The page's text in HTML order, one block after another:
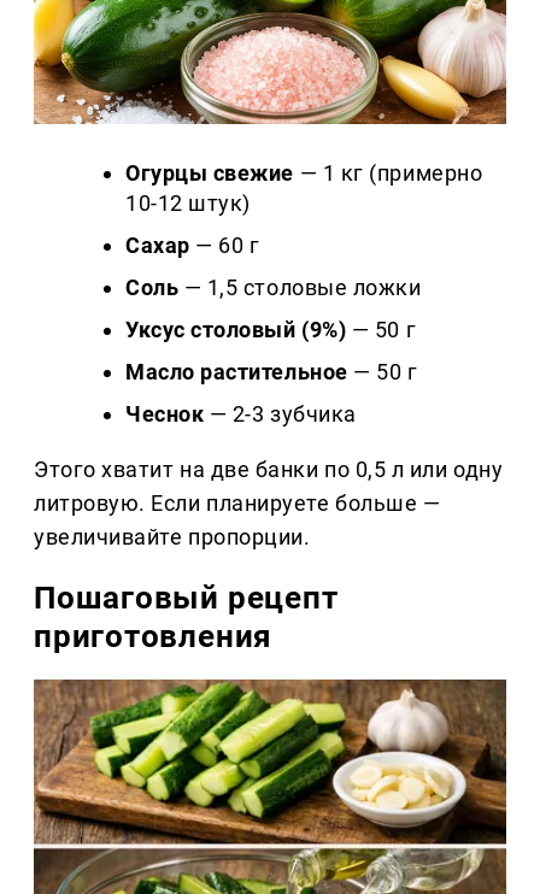
Огурцы свежие — 1 кг (примерно
10-12 штук)
Сахар — 60 г
Соль — 1,5 столовые ложки
Уксус столовый (9%) — 50 г
Масло растительное — 50 г
Чеснок — 2-3 зубчика
Этого хватит на две банки по 0,5 л или одну
литровую. Если планируете больше —
увеличивайте пропорции.
Пошаговый рецепт
приготовления